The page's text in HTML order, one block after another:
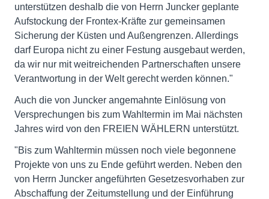
unterstützen deshalb die von Herrn Juncker geplante
Aufstockung der Frontex-Kräfte zur gemeinsamen
Sicherung der Küsten und Außengrenzen. Allerdings
darf Europa nicht zu einer Festung ausgebaut werden,
da wir nur mit weitreichenden Partnerschaften unsere
Verantwortung in der Welt gerecht werden können."
Auch die von Juncker angemahnte Einlösung von
Versprechungen bis zum Wahltermin im Mai nächsten
Jahres wird von den FREIEN WÄHLERN unterstützt.
"Bis zum Wahltermin müssen noch viele begonnene
Projekte von uns zu Ende geführt werden. Neben den
von Herrn Juncker angeführten Gesetzesvorhaben zur
Abschaffung der Zeitumstellung und der Einführung